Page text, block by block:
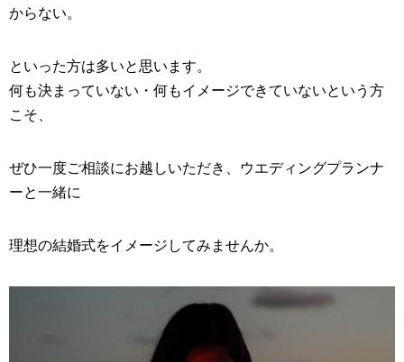
からない。
といった方は多いと思います。
何も決まっていない・何もイメージできていないという方
こそ、
ぜひ一度ご相談にお越しいただき、
ウエディングプランナ
ーと一緒に
理想の結婚式をイメージしてみませんか。